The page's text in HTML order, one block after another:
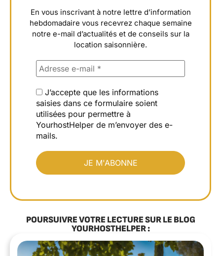
En vous inscrivant à notre lettre d’information
hebdomadaire vous recevrez chaque semaine
notre e-mail d’actualités et de conseils sur la
location saisonnière.
J’accepte que les informations
saisies dans ce formulaire soient
utilisées pour permettre à
YourhostHelper de m’envoyer des e-
mails.
POURSUIVRE VOTRE LECTURE SUR LE BLOG
YOURHOSTHELPER :